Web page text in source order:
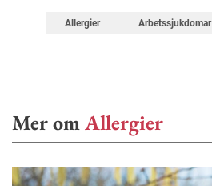
Allergier Arbetssjukdomar
Mer omAllergier